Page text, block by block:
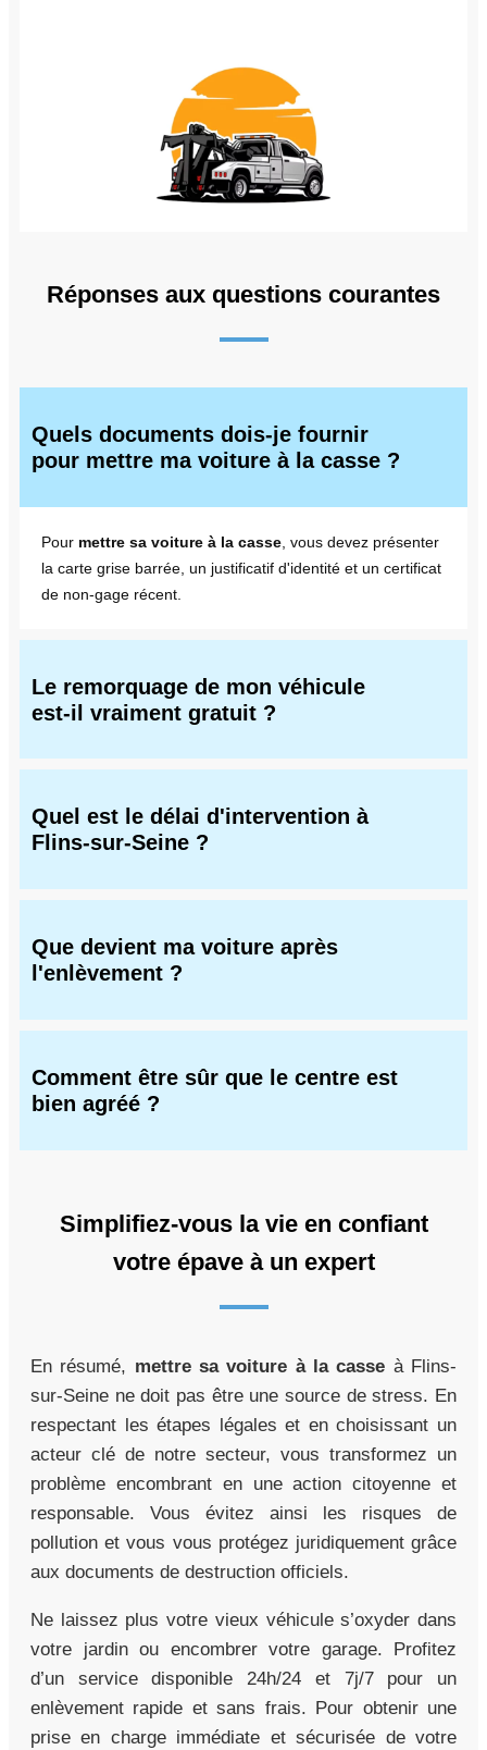
Réponses aux questions courantes
Quels documents dois-je fournir
pour mettre ma voiture à la casse ?
Pour mettre sa voiture à la casse , vous devez présenter
la carte grise barrée, un justificatif d'identité et un certificat
de non-gage récent.
Le remorquage de mon véhicule
est-il vraiment gratuit ?
Quel est le délai d'intervention à
Flins-sur-Seine ?
Que devient ma voiture après
l'enlèvement ?
Comment être sûr que le centre est
bien agréé ?
Simplifiez-vous la vie en confiant
votre épave à un expert
En résumé, mettre sa voiture à la casse à Flins-
sur-Seine ne doit pas être une source de stress. En
respectant les étapes légales et en choisissant un
acteur clé de notre secteur, vous transformez un
problème encombrant en une action citoyenne et
responsable. Vous évitez ainsi les risques de
pollution et vous vous protégez juridiquement grâce
aux documents de destruction officiels.
Ne laissez plus votre vieux véhicule s’oxyder dans
votre jardin ou encombrer votre garage. Profitez
d’un service disponible 24h/24 et 7j/7 pour un
enlèvement rapide et sans frais. Pour obtenir une
prise en charge immédiate et sécurisée de votre